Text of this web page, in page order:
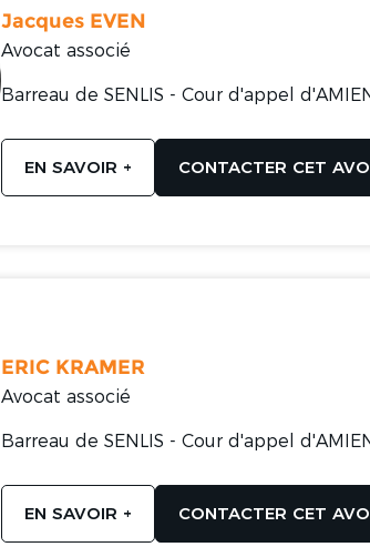
Jacques EVEN
Avocat associé
Barreau de SENLIS - Cour d'appel
EN SAVOIR + CONTACTER CET
ERIC KRAMER
Avocat associé
Barreau de SENLIS - Cour d'appel
EN SAVOIR + CONTACTER CET